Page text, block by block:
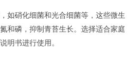
如硝化细菌和光合细菌等，这些微生
和磷，抑制青苔生长。选择适合家庭
明书进行使用。